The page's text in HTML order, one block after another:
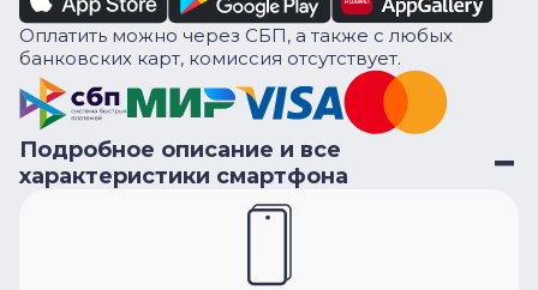
Оплатить можно через СБП, а также с любых
банковских карт, комиссия отсутствует.
Подробное описание и все
характеристики смартфона